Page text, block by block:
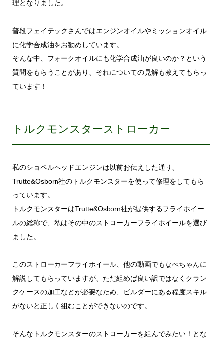
理となりました。
普段フェイテックさんではエンジンオイルやミッションオイル
に化学合成油をお勧めしています。
そんな中、フォークオイルにも化学合成油が良いのか？という
質問をもらうことがあり、それについての見解も教えてもらっ
ています！
トルクモンスターストローカー
私のショベルヘッドエンジンは以前お伝えした通り、
Trutte&Osborn社のトルクモンスターを使って修理をしてもら
っています。
トルクモンスターはTrutte&Osborn社が提供するフライホイー
ルの総称で、私はその中のストローカーフライホイールを選び
ました。
このストローカーフライホイール、他の動画でもなべちゃんに
解説してもらっていますが、ただ組めば良い訳ではなくクラン
クケースの加工などが必要なため、ビルダーにある程度スキル
がないと正しく組むことができないのです。
そんなトルクモンスターのストローカーを組んでみたい！とな